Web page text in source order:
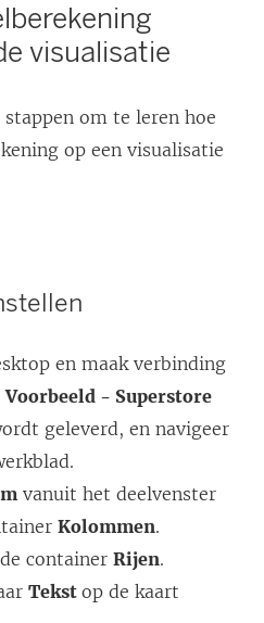
visualisatie
om te leren hoe
op een visualisatie
en maak verbinding
Voorbeeld - Superstore
geleverd, en navigeer
vanuit het deelvenster
Kolommen.
container Rijen.
Tekst op de kaart